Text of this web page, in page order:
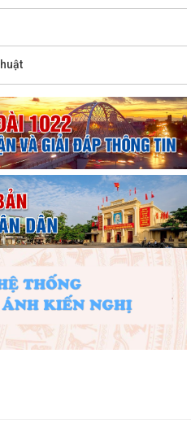
Hồng Bàng) tăng kiến thức,
BÀNG TỔ CHỨC HỘI NGHỊ SƠ
NĂM 2026
NGHIÊM TÚC THAM DỰ HỘI NGHỊ
QUÁN TRIỆT VÀ...
VIỆT NAM PHƯỜNG PHỐI HỢP
THIỆN VÀ...
LIỆT SĨ NHÂN DỊP KỶ NIỆM 79
niệm, cầu siêu Mẹ Việt Nam Anh